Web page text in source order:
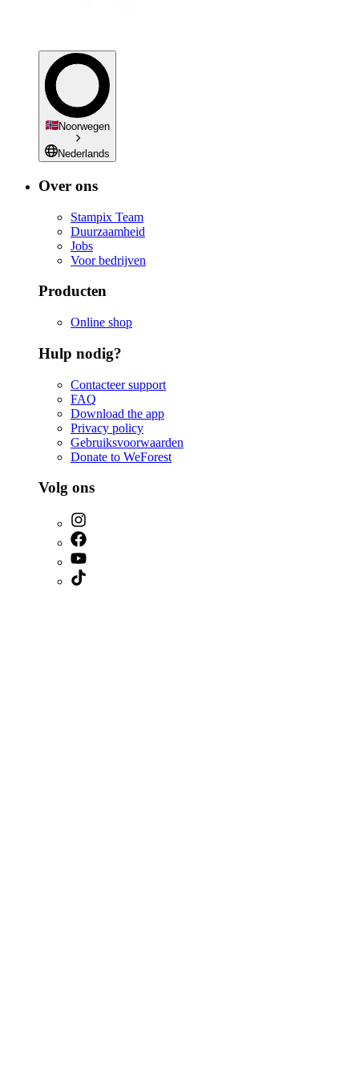
Noorwegen
Nederlands
Over ons
Stampix Team
Duurzaamheid
Jobs
Voor bedrijven
Producten
Online shop
Hulp nodig?
Contacteer support
FAQ
Download the app
Privacy policy
Gebruiksvoorwaarden
Donate to WeForest
Volg ons